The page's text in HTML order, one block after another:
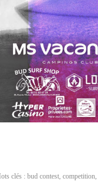
clés : bud contest, competition,